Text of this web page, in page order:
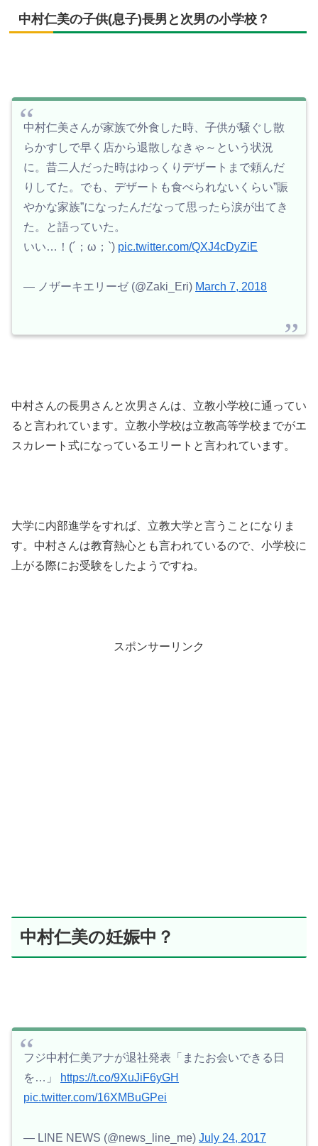
中村仁美の子供(息子)長男と次男の小学校？
中村仁美さんが家族で外食した時、子供が騒ぐし散
らかすしで早く店から退散しなきゃ～という状況
に。昔二人だった時はゆっくりデザートまで頼んだ
りしてた。でも、デザートも食べられないくらい”賑
やかな家族”になったんだなって思ったら涙が出てき
た。と語っていた。
いい…！(´；ω；`) pic.twitter.com/QXJ4cDyZiE
— ノザーキエリーゼ (@Zaki_Eri) March 7, 2018
中村さんの長男さんと次男さんは、立教小学校に通ってい
ると言われています。立教小学校は立教高等学校までがエ
スカレート式になっているエリートと言われています。
大学に内部進学をすれば、立教大学と言うことになりま
す。中村さんは教育熱心とも言われているので、小学校に
上がる際にお受験をしたようですね。
スポンサーリンク
中村仁美の妊娠中？
フジ中村仁美アナが退社発表「またお会いできる日
を…」
https://t.co/9XuJiF6yGH
pic.twitter.com/16XMBuGPei
— LINE NEWS (@news_line_me) July 24, 2017